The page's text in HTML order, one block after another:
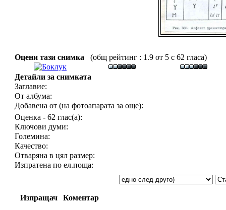
Оцени тази снимка (общ рейтинг : 1.9 от 5 с 62 гласа)
Детайли за снимката
Заглавие:
От албума:
Добавена от (на фотоапарата за още):
Оценка - 62 глас(а):
Ключови думи:
Големина:
Качество:
Отваряна в цял размер:
Изпратена по ел.поща:
Изпращач Коментар